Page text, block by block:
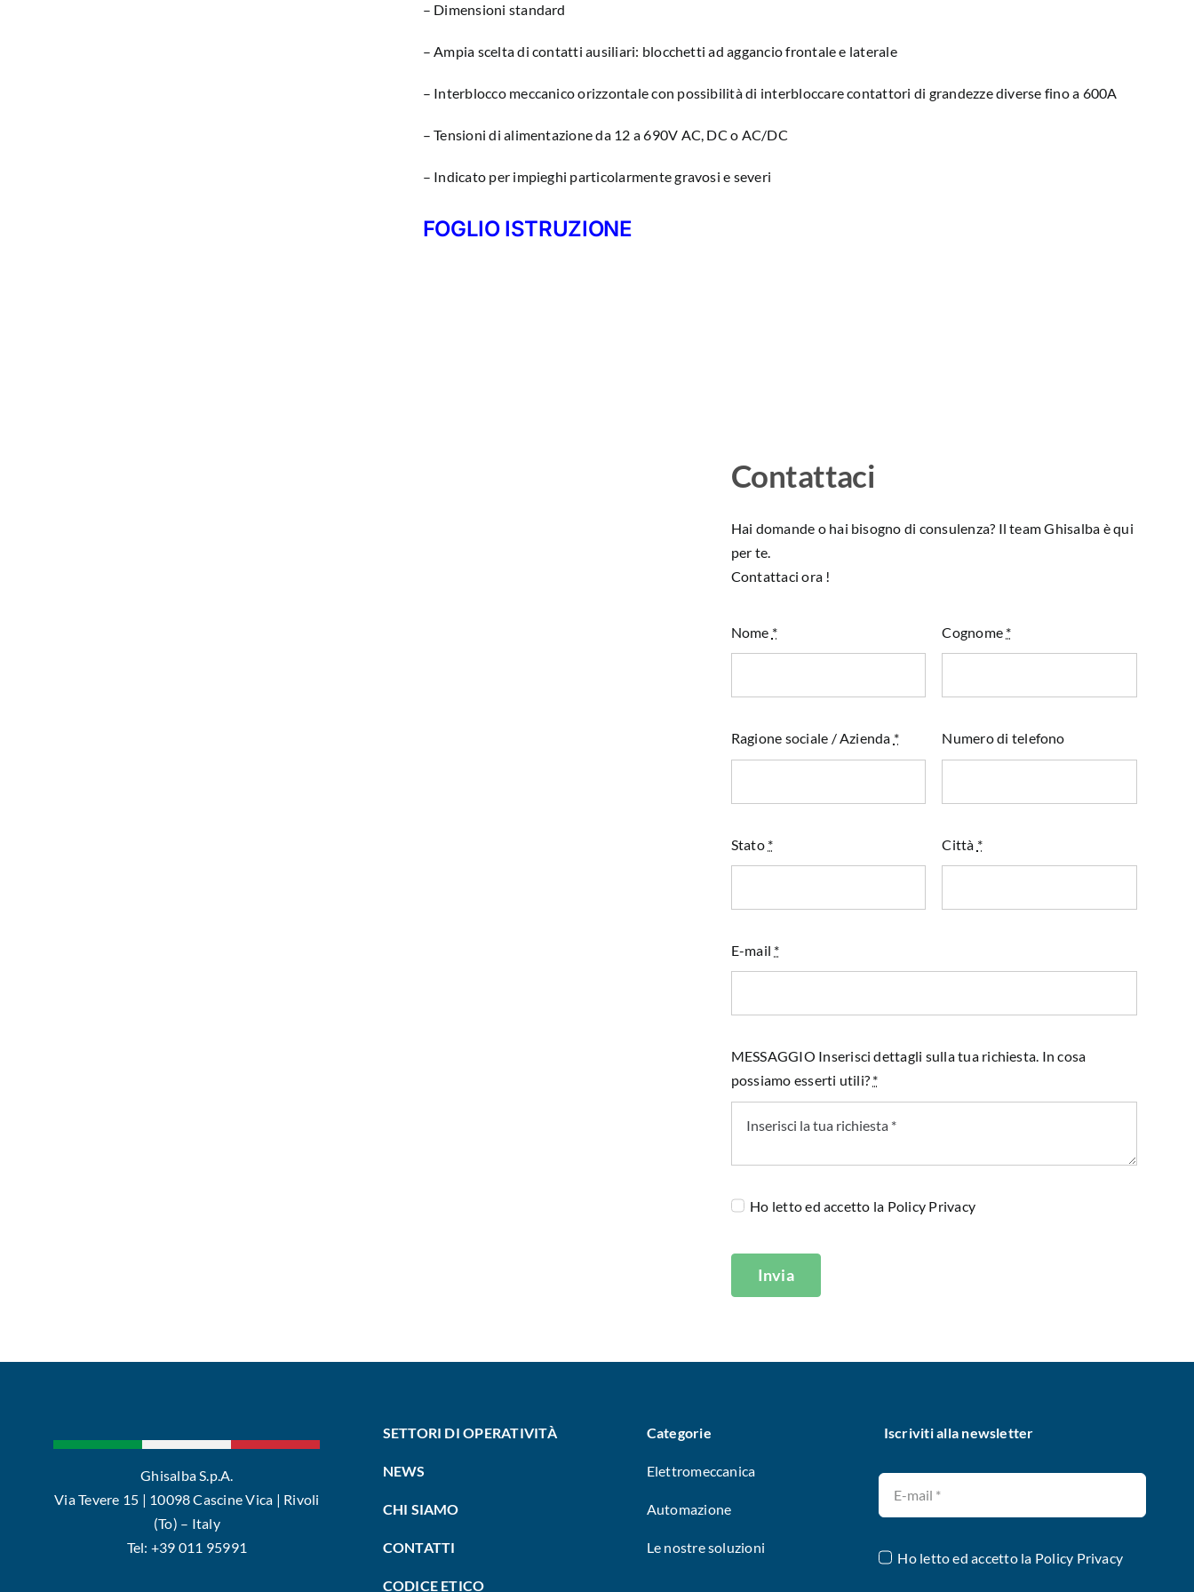
– Dimensioni standard
– Ampia scelta di contatti ausiliari: blocchetti ad aggancio frontale e laterale
– Interblocco meccanico orizzontale con possibilità di interbloccare contattori di grandezze diverse fino a 600A
– Tensioni di alimentazione da 12 a 690V AC, DC o AC/DC
– Indicato per impieghi particolarmente gravosi e severi
FOGLIO ISTRUZIONE
Contattaci
Hai domande o hai bisogno di consulenza? Il team Ghisalba è qui
per te.
Contattaci ora !
Nome * Cognome *
Ragione sociale / Azienda * Numero di telefono
Stato * Città *
E-mail *
MESSAGGIO Inserisci dettagli sulla tua richiesta. In cosa
possiamo esserti utili? *
Ho letto ed accetto la Policy Privacy
Invia
Ghisalba S.p.A.
Via Tevere 15 | 10098 Cascine Vica | Rivoli
(To) – Italy
Tel: +39 011 95991
SETTORI DI OPERATIVITÀ
NEWS
CHI SIAMO
CONTATTI
CODICE ETICO
Categorie
Elettromeccanica
Automazione
Le nostre soluzioni
Iscriviti alla newsletter
Ho letto ed accetto la Policy Privacy